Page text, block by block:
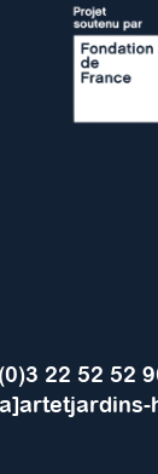
22 52 52